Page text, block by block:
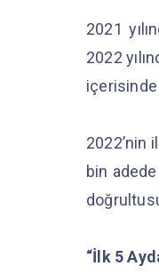
2021
2022
2022’nin
bin
“İlk 5